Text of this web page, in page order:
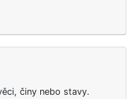
činy nebo stavy.